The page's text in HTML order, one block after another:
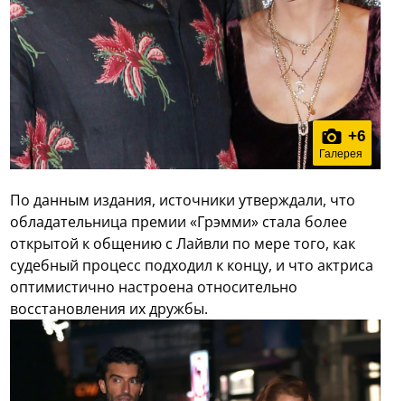
+6
Галерея
По данным издания, источники утверждали, что
обладательница премии «Грэмми» стала более
открытой к общению с Лайвли по мере того, как
судебный процесс подходил к концу, и что актриса
оптимистично настроена относительно
восстановления их дружбы.